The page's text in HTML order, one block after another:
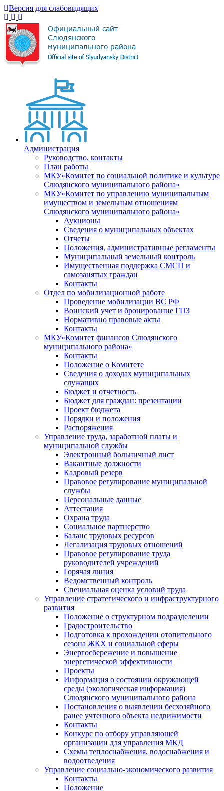
Версия для слабовидящих
Администрация
Руководство, контакты
План работы
МКУ«Комитет по социальной политике и культуре
Слюдянского муниципального района»
МКУ«Комитет по управлению муниципальным
имуществом и земельным отношениям
Слюдянского муниципального района»
Аукционы
Сведения о муниципальных объектах
Отчеты
Положения, административные регламенты
Муниципальный земельный контроль
Имущественная поддержка СМСП и
самозанятых граждан
Контакты
Отдел по мобилизационной работе
Проведение мобилизации ВС РФ
Воинский учет и бронирование ГПЗ
Нормативно правовые акты
Контакты
МКУ«Комитет финансов Слюдянского
муниципального района»
Контакты
Положение о Комитете
Сведения о доходах муниципальных
служащих
Бюджет и отчетность
Бюджет для граждан: презентации
Проект бюджета
Порядки и положения
Распоряжения
Управление труда, заработной платы и
муниципальной службы
Электронный больничный лист
Вакантные должности
Кадровый резерв
Правовое регулирование муниципальной
службы
Персональные данные
Аттестация
Охрана труда
Социальное партнерство
Баланс трудовых ресурсов
Легализация трудовых отношений
Правовое регулирование труда
руководителей учреждений
Горячая линия
Ведомственный контроль
Специальная оценка условий труда
Управление стратегического и инфраструктурного
развития
Положение о структурном подразделении
Градостроительство
Подготовка к прохождении отопительного
сезона ЖКХ и социальной сферы
Энергосбережение и повышение
энергетической эффективности
Проекты
Информация о состоянии окружающей
среды (экологическая информация)
Слюдянского муниципального района
Постановления о выявлении бесхозяйного
ранее учтенного объекта недвижимости
Контакты
Конкурс по отбору управляющей
организации для управления МКД
Схемы теплоснабжения, водоснабжения и
водоотведения
Управление социально-экономического развития
Контакты
Положение